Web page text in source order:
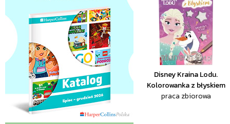
Disney Kraina Lodu.
Kolorowanka z błyskiem
praca zbiorowa